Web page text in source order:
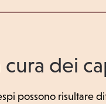
dei
possono risultare